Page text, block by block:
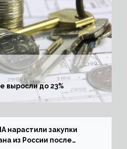
выросли до 23%
нарастили закупки
из России после